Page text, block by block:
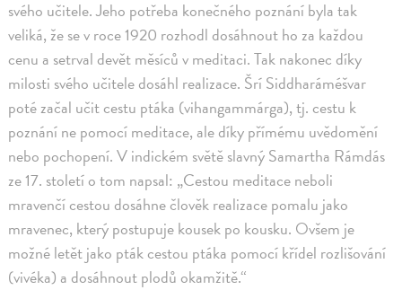
svého učitele. Jeho potřeba konečného poznání byla tak
veliká, že se v roce 1920 rozhodl dosáhnout ho za každou
cenu a setrval devět měsíců v meditaci. Tak nakonec díky
milosti svého učitele dosáhl realizace. Šrí Siddharáméšvar
poté začal učit cestu ptáka (vihangammárga), tj. cestu k
poznání ne pomocí meditace, ale díky přímému uvědomění
nebo pochopení. V indickém světě slavný Samartha Rámdás
ze 17. století o tom napsal: „Cestou meditace neboli
mravenčí cestou dosáhne člověk realizace pomalu jako
mravenec, který postupuje kousek po kousku. Ovšem je
možné letět jako pták cestou ptáka pomocí křídel rozlišování
(vivéka) a dosáhnout plodů okamžitě.“